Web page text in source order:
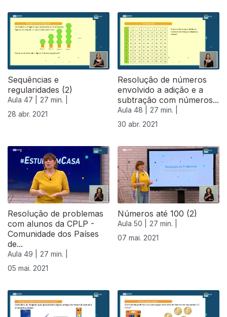
Sequências e
regularidades (2)
Aula 47 |
27 min. |
28 abr. 2021
Resolução de números
envolvido a adição e a
subtração com números...
Aula 48 |
27 min. |
30 abr. 2021
540623
Resolução de problemas
com alunos da CPLP -
Comunidade dos Países
de...
Aula 49 |
27 min. |
05 mai. 2021
Números até 100 (2)
Aula 50 |
27 min. |
07 mai. 2021